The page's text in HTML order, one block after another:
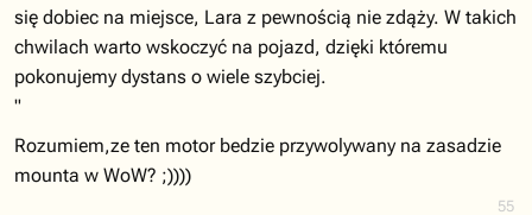
55
się dobiec na miejsce, Lara z pewnością nie zdąży. W takich
chwilach warto wskoczyć na pojazd, dzięki któremu
pokonujemy dystans o wiele szybciej.
"
Rozumiem,ze ten motor bedzie przywolywany na zasadzie
mounta w WoW? ;))))